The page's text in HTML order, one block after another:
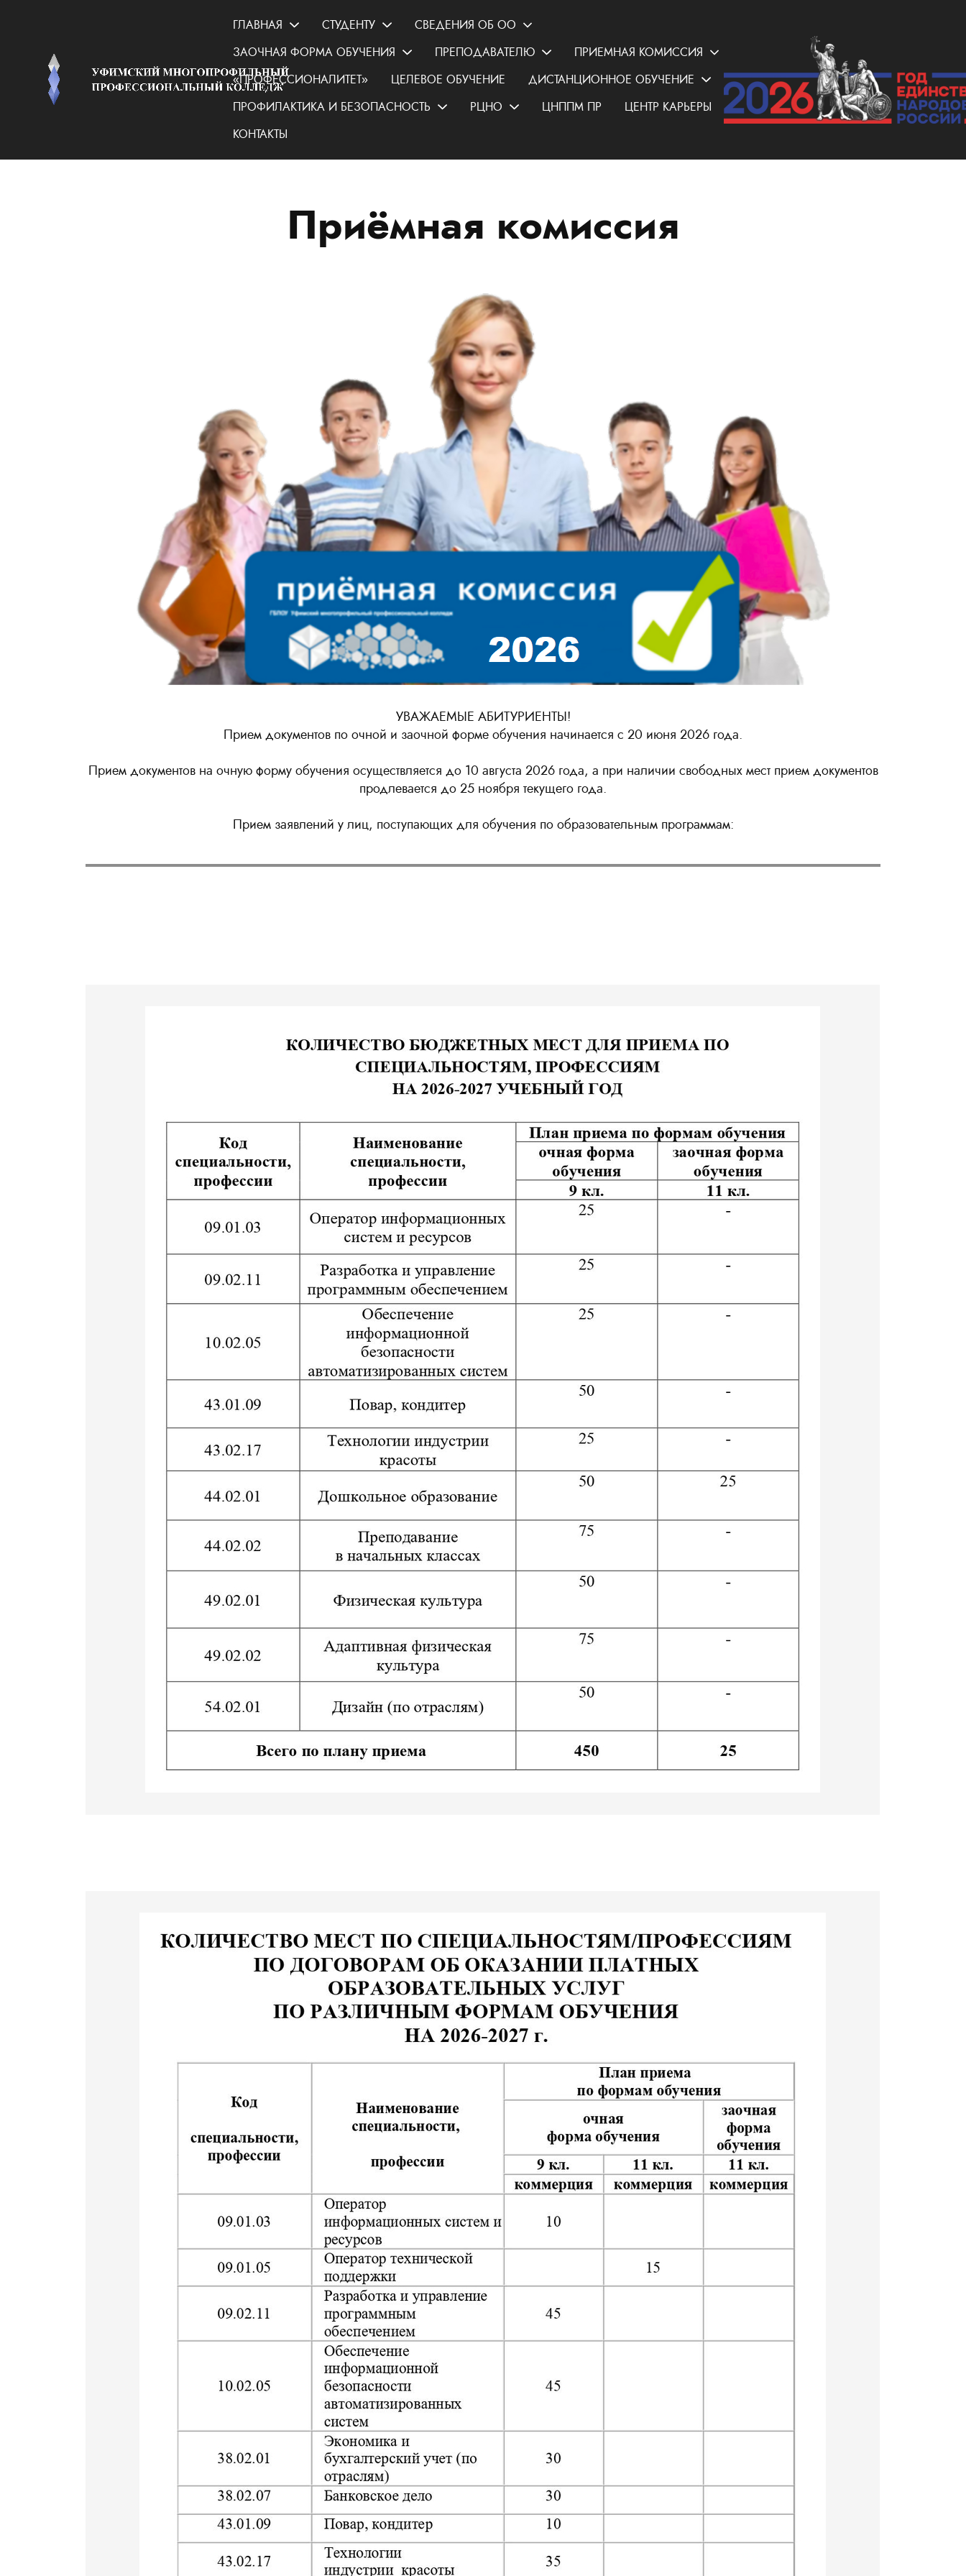
ГЛАВНАЯ СТУДЕНТУ
СВЕДЕНИЯ ОБ ОО
ЗАОЧНАЯ ФОРМА ОБУЧЕНИЯ
ПРЕПОДАВАТЕЛЮ
ПРИЕМНАЯ КОМИССИЯ
«ПРОФЕССИОНАЛИТЕТ»
ЦЕЛЕВОЕ ОБУЧЕНИЕ
ДИСТАНЦИОННОЕ ОБУЧЕНИЕ
ПРОФИЛАКТИКА И БЕЗОПАСНОСТЬ
РЦНО ЦНППМ ПР
ЦЕНТР КАРЬЕРЫ
КОНТАКТЫ
Приёмная комиссия
УВАЖАЕМЫЕ АБИТУРИЕНТЫ!
Прием документов по очной и заочной форме обучения начинается с 20 июня 2026 года.
Прием документов на очную форму обучения осуществляется до 10 августа 2026 года, а при наличии свободных мест прием документов
продлевается до 25 ноября текущего года.
Прием заявлений у лиц, поступающих для обучения по образовательным программам: